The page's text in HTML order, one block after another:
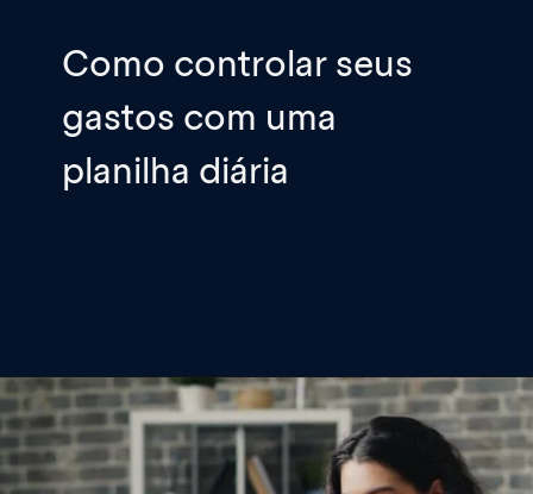
Como controlar seus
gastos com uma
planilha diária